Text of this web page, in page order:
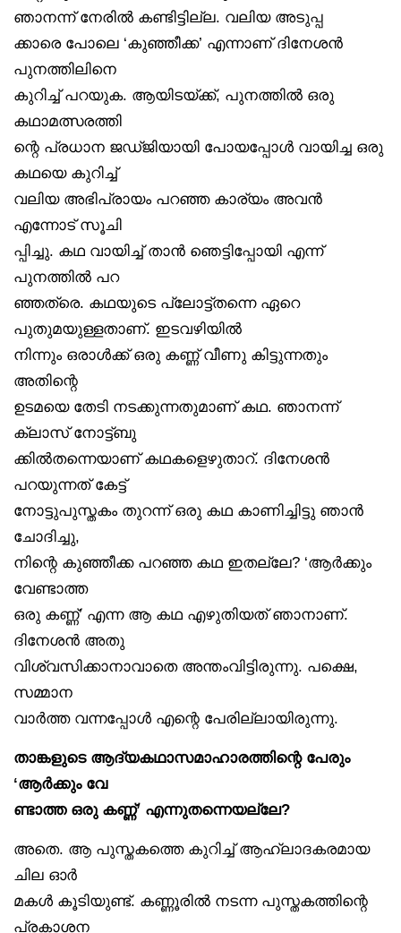
ഞാനന്ന് നേരിൽ കണ്ടിട്ടില്ല. വലിയ അടുപ്പ
ക്കാരെ പോലെ ‘കുഞ്ഞീക്ക’ എന്നാണ് ദിനേശൻ
പുനത്തിലിനെ
കുറിച്ച് പറയുക. ആയിടയ്ക്ക്, പുനത്തിൽ ഒരു
കഥാമത്സരത്തി
ന്റെ പ്രധാന ജഡ്ജിയായി പോയപ്പോൾ വായിച്ച ഒരു
കഥയെ കുറിച്ച്
വലിയ അഭിപ്രായം പറഞ്ഞ കാര്യം അവൻ
എന്നോട് സൂചി
പ്പിച്ചു. കഥ വായിച്ച് താൻ ഞെട്ടിപ്പോയി എന്ന്
പുനത്തിൽ പറ
ഞ്ഞത്രെ. കഥയുടെ പ്ലോട്ട്തന്നെ ഏറെ
പുതുമയുള്ളതാണ്. ഇടവഴിയിൽ
നിന്നും ഒരാൾക്ക് ഒരു കണ്ണ് വീണു കിട്ടുന്നതും
അതിന്റെ
ഉടമയെ തേടി നടക്കുന്നതുമാണ് കഥ. ഞാനന്ന്
ക്ലാസ് നോട്ട്ബു
ക്കിൽതന്നെയാണ് കഥകളെഴുതാറ്. ദിനേശൻ
പറയുന്നത് കേട്ട്
നോട്ടുപുസ്തകം തുറന്ന് ഒരു കഥ കാണിച്ചിട്ടു ഞാൻ
ചോദിച്ചു,
നിന്റെ കുഞ്ഞീക്ക പറഞ്ഞ കഥ ഇതല്ലേ? ‘ആർക്കും
വേണ്ടാത്ത
ഒരു കണ്ണ്’ എന്ന ആ കഥ എഴുതിയത് ഞാനാണ്.
ദിനേശൻ അതു
വിശ്വസിക്കാനാവാതെ അന്തംവിട്ടിരുന്നു. പക്ഷെ,
സമ്മാന
വാർത്ത വന്നപ്പോൾ എന്റെ പേരില്ലായിരുന്നു.
താങ്കളുടെ ആദ്യകഥാസമാഹാരത്തിന്റെ പേരും
‘ആർക്കും വേ
ണ്ടാത്ത ഒരു കണ്ണ്’ എന്നുതന്നെയല്ലേ?
അതെ. ആ പുസ്തകത്തെ കുറിച്ച് ആഹ്ലാദകരമായ
ചില ഓർ
മകൾ കൂടിയുണ്ട്. കണ്ണൂരിൽ നടന്ന പുസ്തകത്തിന്റെ
പ്രകാശന